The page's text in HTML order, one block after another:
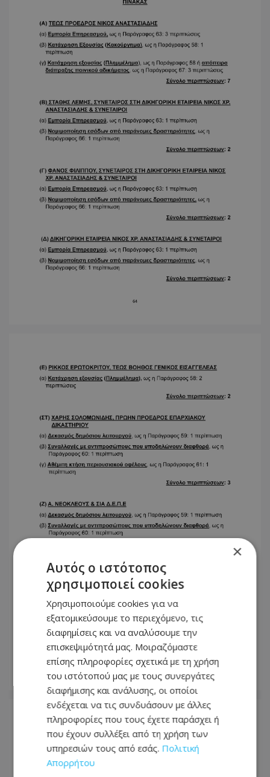
×
Αυτός ο ιστότοπος
χρησιμοποιεί cookies
Χρησιμοποιούμε cookies για να
εξατομικεύσουμε το περιεχόμενο, τις
διαφημίσεις και να αναλύσουμε την
επισκεψιμότητά μας. Μοιραζόμαστε
επίσης πληροφορίες σχετικά με τη χρήση
του ιστότοπού μας με τους συνεργάτες
διαφήμισης και ανάλυσης, οι οποίοι
ενδέχεται να τις συνδυάσουν με άλλες
πληροφορίες που τους έχετε παράσχει ή
που έχουν συλλέξει από τη χρήση των
υπηρεσιών τους από εσάς. Πολιτική
Απορρήτου